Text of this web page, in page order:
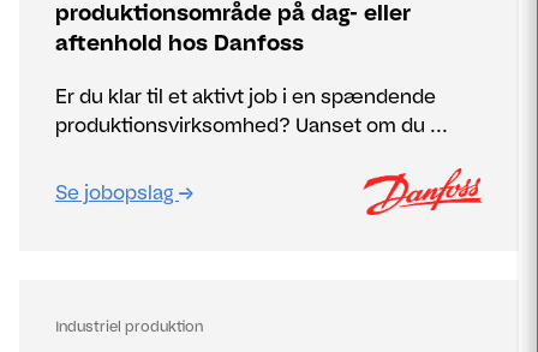
produktionsområde på dag- eller
aftenhold hos Danfoss
Er du klar til et aktivt job i en spændende
produktionsvirksomhed? Uanset om du ...
Se jobopslag
Industriel produktion